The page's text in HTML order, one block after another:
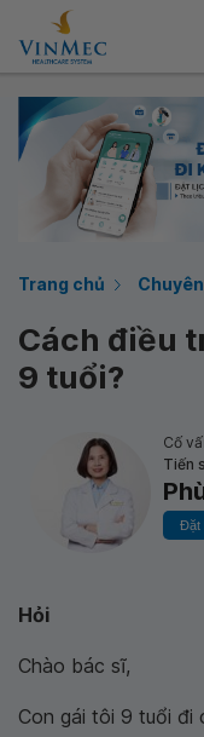
Trang chủ
Cách điều
9 tuổi?
Cố
Tiến
Đặt
Hỏi
Chào bác sĩ,
Con gái tôi 9 tuổi đi